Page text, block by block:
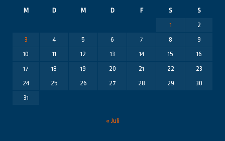
M
D M D F S
S
1
2
3
4 5 6 7 8
9
10
11 12 13 14 15
16
17
18 19 20 21 22
23
24
25 26 27 28 29
30
31
« Juli